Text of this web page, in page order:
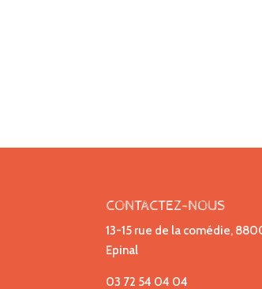
CONTACTEZ-NOUS
13-15 rue de la comédie,
Epinal
03 72 54 04 04